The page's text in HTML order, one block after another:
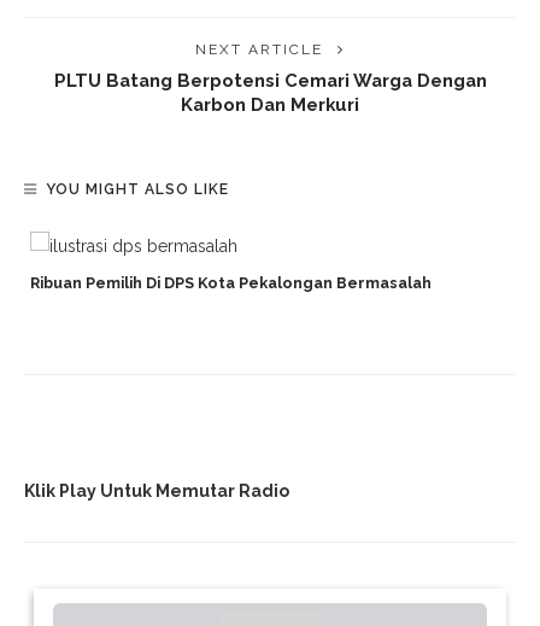
NEXT ARTICLE
PLTU Batang Berpotensi Cemari Warga Dengan
Karbon Dan Merkuri
YOU MIGHT ALSO LIKE
Ribuan Pemilih Di DPS Kota Pekalongan Bermasalah
Klik Play Untuk Memutar Radio